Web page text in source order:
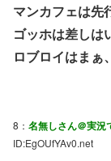
マンカフェは先
ゴッホは差しは
ロブロイはまぁ
8： 名無しさん＠実況
ID:EgOUfYAv0.net